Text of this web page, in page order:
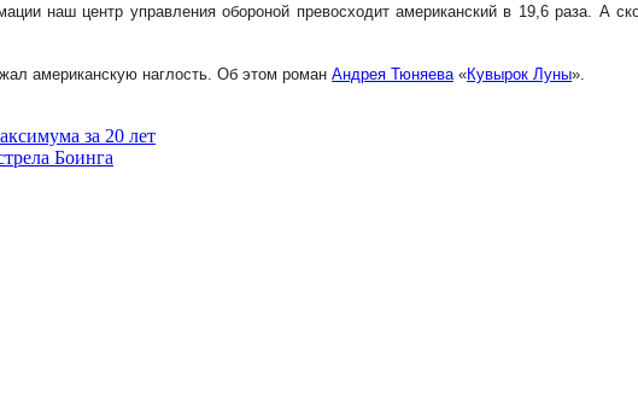
наш центр управления обороной превосходит американский в 19,6 раза. А
американскую наглость. Об этом роман Андрея Тюняева«Кувырок Луны».
за 20 лет
Боинга